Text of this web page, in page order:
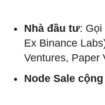
Nhà đầu tư:
Ex Binance
Ventures, Paper
Node Sale